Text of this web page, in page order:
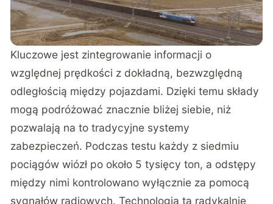
Kluczowe jest zintegrowanie informacji o
względnej prędkości z dokładną, bezwzględną
odległością między pojazdami. Dzięki temu składy
mogą podróżować znacznie bliżej siebie, niż
pozwalają na to tradycyjne systemy
zabezpieczeń. Podczas testu każdy z siedmiu
pociągów wiózł po około 5 tysięcy ton, a odstępy
między nimi kontrolowano wyłącznie za pomocą
sygnałów radiowych. Technologia ta radykalnie